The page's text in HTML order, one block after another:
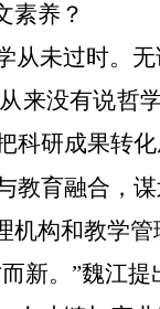
素养？
从未过时。
来没有说哲
研成果转
教育融合，
构和教学管
新。”魏江提